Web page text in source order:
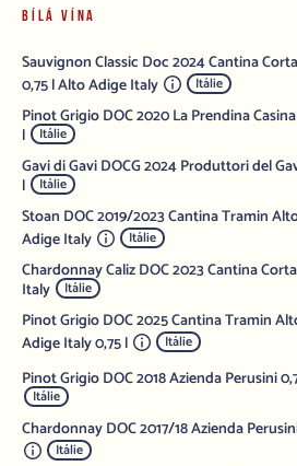
BÍLÁ VÍNA
Sauvignon Classic Doc 2024 Cantina
0,75 l Alto Adige Italy
Itálie
Pinot Grigio DOC 2020 La Prendina
l Itálie
Gavi di Gavi DOCG 2024 Produttori del
l Itálie
Stoan DOC 2019/2023 Cantina Tramin
Adige Italy
Itálie
Chardonnay Caliz DOC 2023 Cantina
Italy Itálie
Pinot Grigio DOC 2025 Cantina Tramin
Adige Italy 0,75 l
Itálie
Pinot Grigio DOC 2018 Azienda Perusini
Itálie
Chardonnay DOC 2017/18 Azienda
Itálie